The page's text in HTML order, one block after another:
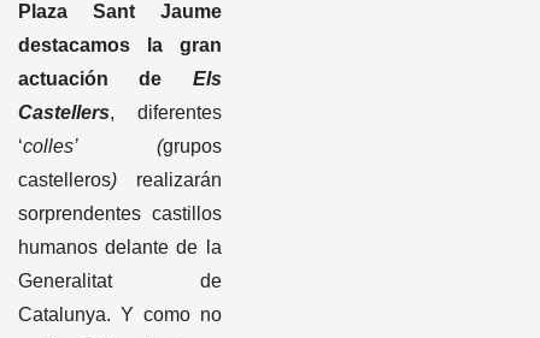
actuación deEls
Castellers, diferentes
‘colles’ ( grupos
castelleros)
realizarán
sorprendentes castillos
humanos delante de la
Generalitat de
Catalunya. Y como no
podía faltar, la traca
final será el